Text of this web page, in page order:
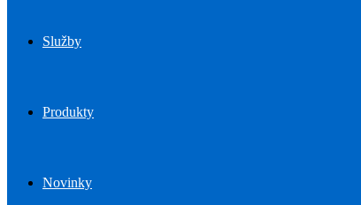
Služby
Produkty
Novinky